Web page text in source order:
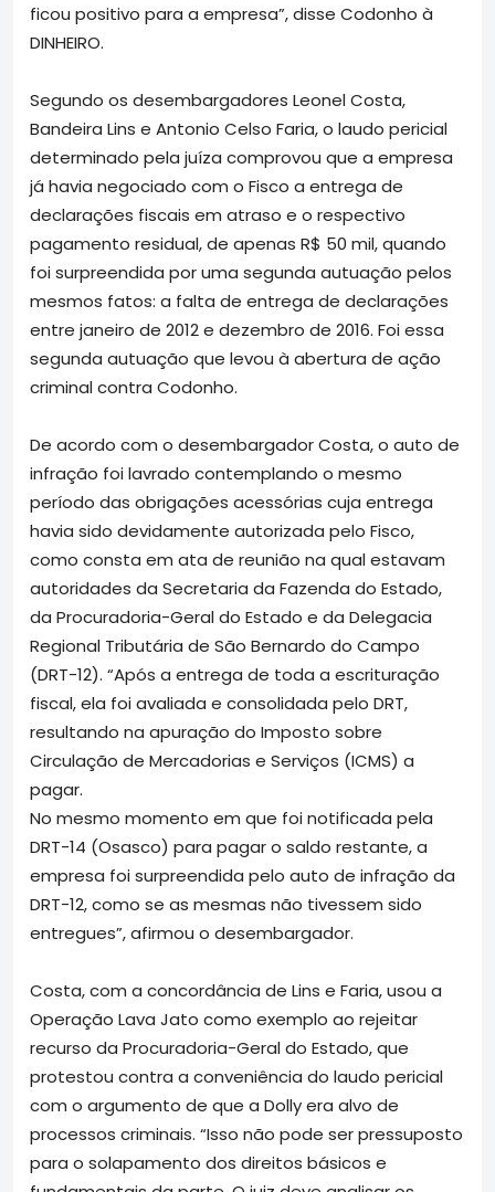
ficou positivo para a empresa”, disse Codonho à
DINHEIRO.
Segundo os desembargadores Leonel Costa,
Bandeira Lins e Antonio Celso Faria, o laudo pericial
determinado pela juíza comprovou que a empresa
já havia negociado com o Fisco a entrega de
declarações fiscais em atraso e o respectivo
pagamento residual, de apenas R$ 50 mil, quando
foi surpreendida por uma segunda autuação pelos
mesmos fatos: a falta de entrega de declarações
entre janeiro de 2012 e dezembro de 2016. Foi essa
segunda autuação que levou à abertura de ação
criminal contra Codonho.
De acordo com o desembargador Costa, o auto de
infração foi lavrado contemplando o mesmo
período das obrigações acessórias cuja entrega
havia sido devidamente autorizada pelo Fisco,
como consta em ata de reunião na qual estavam
autoridades da Secretaria da Fazenda do Estado,
da Procuradoria-Geral do Estado e da Delegacia
Regional Tributária de São Bernardo do Campo
(DRT-12). “Após a entrega de toda a escrituração
fiscal, ela foi avaliada e consolidada pelo DRT,
resultando na apuração do Imposto sobre
Circulação de Mercadorias e Serviços (ICMS) a
pagar.
No mesmo momento em que foi notificada pela
DRT-14 (Osasco) para pagar o saldo restante, a
empresa foi surpreendida pelo auto de infração da
DRT-12, como se as mesmas não tivessem sido
entregues”, afirmou o desembargador.
Costa, com a concordância de Lins e Faria, usou a
Operação Lava Jato como exemplo ao rejeitar
recurso da Procuradoria-Geral do Estado, que
protestou contra a conveniência do laudo pericial
com o argumento de que a Dolly era alvo de
processos criminais. “Isso não pode ser pressuposto
para o solapamento dos direitos básicos e